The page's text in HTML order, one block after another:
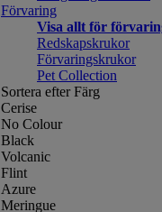
Förvaring
Visa allt för
Redskapskrukor
Förvaringskrukor
Pet Collection
Sortera efter Färg
Cerise
No Colour
Black
Volcanic
Flint
Azure
Meringue